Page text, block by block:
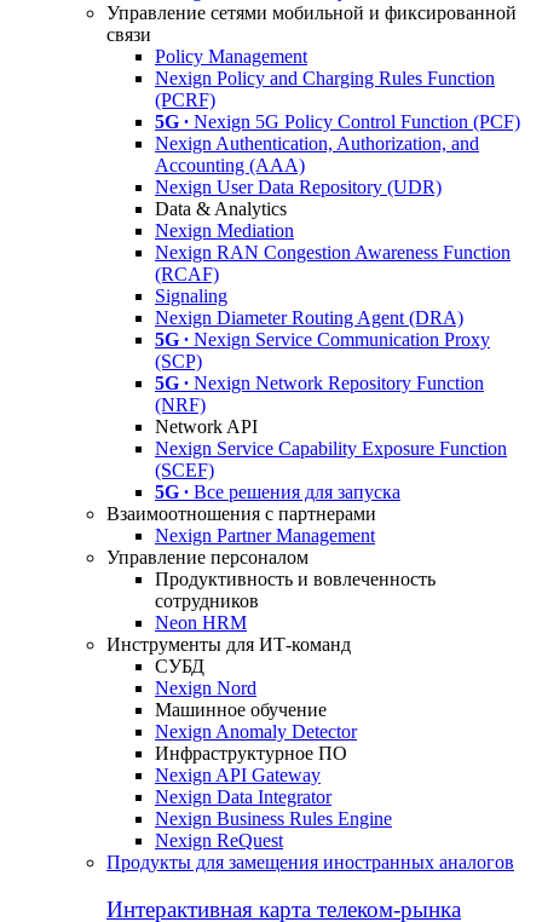
Управление сетями мобильной и фиксированной
связи
Policy Management
Nexign Policy and Charging Rules Function
(PCRF)
5G ∙ Nexign 5G Policy Control Function (PCF)
Nexign Authentication, Authorization, and
Accounting (AAA)
Nexign User Data Repository (UDR)
Data & Analytics
Nexign Mediation
Nexign RAN Congestion Awareness Function
(RCAF)
Signaling
Nexign Diameter Routing Agent (DRA)
5G ∙ Nexign Service Communication Proxy
(SCP)
5G ∙ Nexign Network Repository Function
(NRF)
Network API
Nexign Service Capability Exposure Function
(SCEF)
5G ∙ Все решения для запуска
Взаимоотношения с партнерами
Nexign Partner Management
Управление персоналом
Продуктивность и вовлеченность
сотрудников
Neon HRM
Инструменты для ИТ-команд
СУБД
Nexign Nord
Машинное обучение
Nexign Anomaly Detector
Инфраструктурное ПО
Nexign API Gateway
Nexign Data Integrator
Nexign Business Rules Engine
Nexign ReQuest
Продукты для замещения иностранных аналогов
Интерактивная карта телеком-рынка